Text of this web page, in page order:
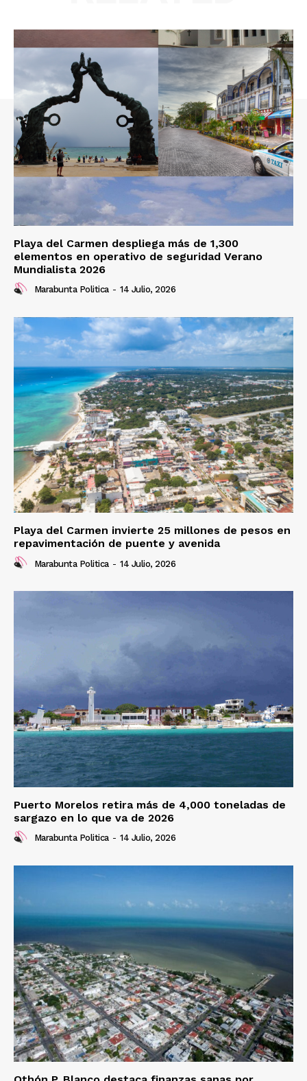
Playa del Carmen despliega más de 1,300
elementos en operativo de seguridad Verano
Mundialista 2026
Marabunta Politica - 14 Julio, 2026
Playa del Carmen invierte 25 millones de pesos en
repavimentación de puente y avenida
Marabunta Politica - 14 Julio, 2026
Puerto Morelos retira más de 4,000 toneladas de
sargazo en lo que va de 2026
Marabunta Politica - 14 Julio, 2026